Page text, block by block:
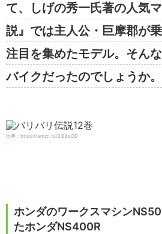
て、しげの秀一氏著の人気
説』では主人公・巨摩郡が
注目を集めたモデル。そん
バイクだったのでしょうか。
出典：https://amzn.to/2lE6oOD
ホンダのワークスマシン
たホンダNS400R